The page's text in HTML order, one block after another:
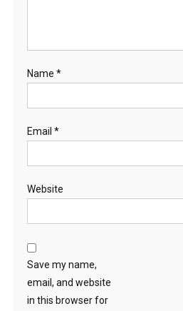
Name *
Email *
Website
Save my name,
email, and website
in this browser for